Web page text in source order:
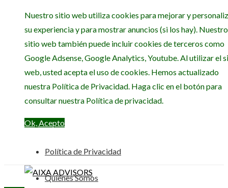
Nuestro sitio web utiliza cookies para mejorar y
su experiencia y para mostrar anuncios (si los hay). Nuestro
sitio web también puede incluir cookies de terceros como
Google Adsense, Google Analytics, Youtube. Al utilizar el
web, usted acepta el uso de cookies. Hemos actualizado
nuestra Política de Privacidad. Haga clic en el botón para
consultar nuestra Política de privacidad.
Ok, Acepto
Política de Privacidad
Quiénes Somos